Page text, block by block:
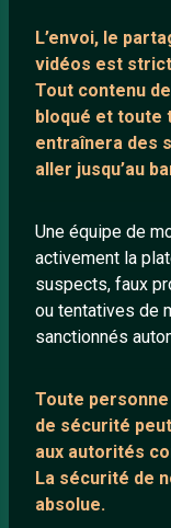
L’envoi, le
vidéos est
Tout contenu
bloqué et toute
entraînera des
aller jusqu’au
Une équipe de
activement la
suspects, faux
ou tentatives de
sanctionnés
Toute
de sécurité
aux autorités
La sécurité de
absolue.
Salons de discussion
Communauté
Quotes
Playlists YouTube
Nous contacter
ANNEXE
Network IRC
Support IRC
ARTICLES RÉCENTS
Chat vidéo gratuit
Chat en ligne